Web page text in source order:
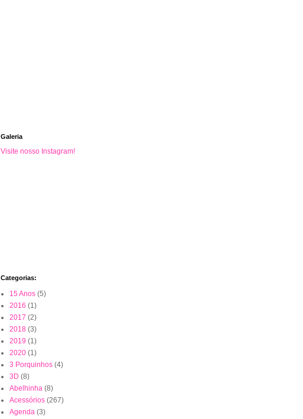
Galeria
Visite nosso Instagram!
Categorias:
15 Anos (5)
2016 (1)
2017 (2)
2018 (3)
2019 (1)
2020 (1)
3 Porquinhos (4)
3D (8)
Abelhinha (8)
Acessórios (267)
Agenda (3)